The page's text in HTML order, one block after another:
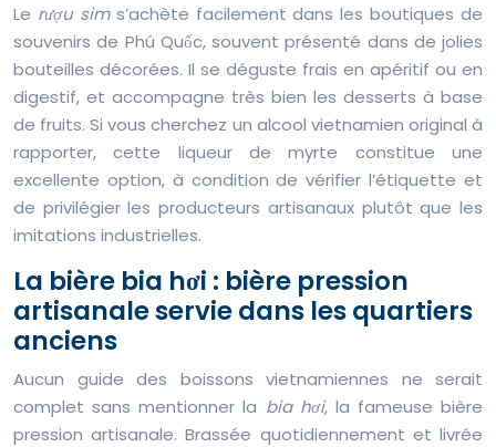
Le rượu sims’achète facilement dans les boutiques de
souvenirs de Phú Quốc, souvent présenté dans de jolies
bouteilles décorées. Il se déguste frais en apéritif ou en
digestif, et accompagne très bien les desserts à base
de fruits. Si vous cherchez un alcool vietnamien original à
rapporter, cette liqueur de myrte constitue une
excellente option, à condition de vérifier l’étiquette et
de privilégier les producteurs artisanaux plutôt que les
imitations industrielles.
La bière bia hơi : bière pression
artisanale servie dans les quartiers
anciens
Aucun guide des boissons vietnamiennes ne serait
complet sans mentionner la bia hơi, la fameuse bière
pression artisanale. Brassée quotidiennement et livrée